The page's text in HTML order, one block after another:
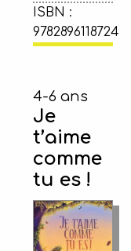
ISBN :
9782896118724
4-6 ans
Je
t’aime
comme
tu es !